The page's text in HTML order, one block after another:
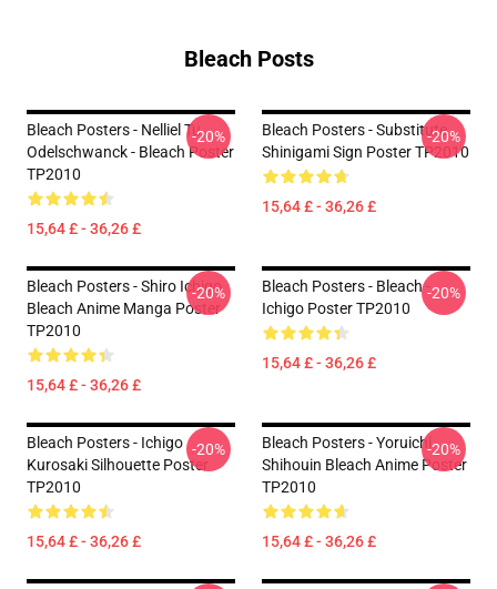
Bleach Posts
Bleach Posters - Nelliel Tu
Odelschwanck - Bleach Poster
TP2010
15,64 £ - 36,26 £
-20%
Bleach Posters - Substitute
Shinigami Sign Poster TP2010
15,64 £ - 36,26 £
-20%
Bleach Posters - Shiro Ichigo
Bleach Anime Manga Poster
TP2010
15,64 £ - 36,26 £
-20%
Bleach Posters - Bleach -
Ichigo Poster TP2010
15,64 £ - 36,26 £
-20%
Bleach Posters - Ichigo
Kurosaki Silhouette Poster
TP2010
15,64 £ - 36,26 £
-20%
Bleach Posters - Yoruichi
Shihouin Bleach Anime Poster
TP2010
15,64 £ - 36,26 £
-20%